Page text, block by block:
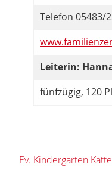
Telefon 05483/
Leiterin:
fünfzügig, 120
Ev. Kindergarten